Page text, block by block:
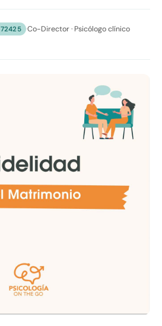
·Co-Director · Psicólogo clínico